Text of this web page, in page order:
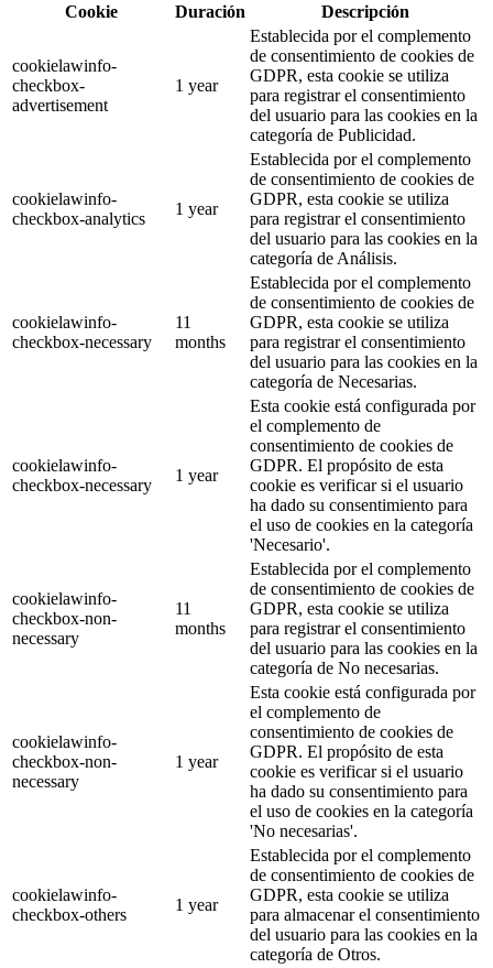
Cookie
Duración Descripción
cookielawinfo-
checkbox-
advertisement
1 year
Establecida por el complemento
de consentimiento de cookies de
GDPR, esta cookie se utiliza
para registrar el consentimiento
del usuario para las cookies en la
categoría de Publicidad.
cookielawinfo-
checkbox-analytics
1 year
Establecida por el complemento
de consentimiento de cookies de
GDPR, esta cookie se utiliza
para registrar el consentimiento
del usuario para las cookies en la
categoría de Análisis.
cookielawinfo-
checkbox-necessary
11
months
Establecida por el complemento
de consentimiento de cookies de
GDPR, esta cookie se utiliza
para registrar el consentimiento
del usuario para las cookies en la
categoría de Necesarias.
cookielawinfo-
checkbox-necessary
1 year
Esta cookie está configurada por
el complemento de
consentimiento de cookies de
GDPR. El propósito de esta
cookie es verificar si el usuario
ha dado su consentimiento para
el uso de cookies en la categoría
'Necesario'.
cookielawinfo-
checkbox-non-
necessary
11
months
Establecida por el complemento
de consentimiento de cookies de
GDPR, esta cookie se utiliza
para registrar el consentimiento
del usuario para las cookies en la
categoría de No necesarias.
cookielawinfo-
checkbox-non-
necessary
1 year
Esta cookie está configurada por
el complemento de
consentimiento de cookies de
GDPR. El propósito de esta
cookie es verificar si el usuario
ha dado su consentimiento para
el uso de cookies en la categoría
'No necesarias'.
cookielawinfo-
checkbox-others
1 year
Establecida por el complemento
de consentimiento de cookies de
GDPR, esta cookie se utiliza
para almacenar el consentimiento
del usuario para las cookies en la
categoría de Otros.